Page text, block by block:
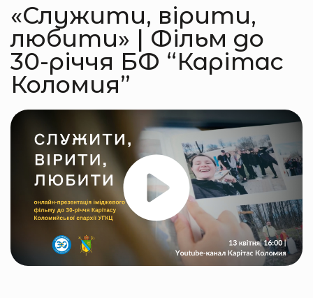
«Служити, вірити,
любити» | Фільм до
30-річчя БФ “Карітас
Коломия”